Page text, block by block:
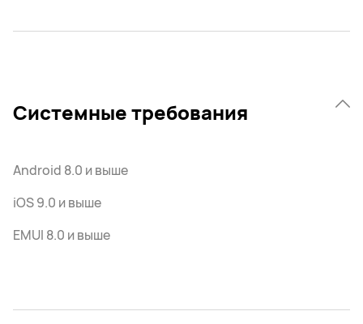
Системные требования
Android 8.0 и выше
iOS 9.0 и выше
EMUI 8.0 и выше